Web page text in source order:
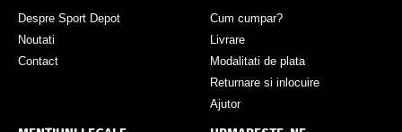
Despre Sport Depot
Noutati
Contact
Cum cumpar?
Livrare
Modalitati de plata
Returnare si inlocuire
Ajutor